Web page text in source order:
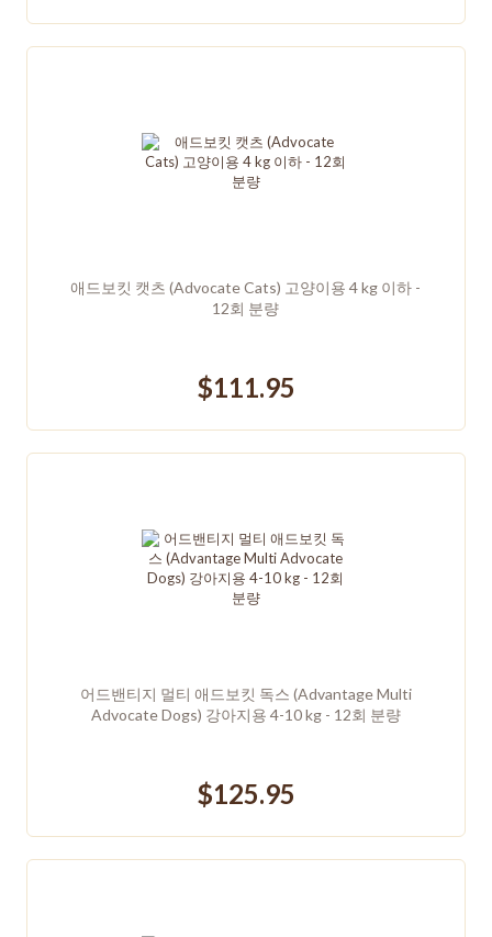
애드보킷 캣츠 (Advocate Cats) 고양이용 4 kg 이하 -
12회 분량
$111.95
어드밴티지 멀티 애드보킷 독스 (Advantage Multi
Advocate Dogs) 강아지용 4-10 kg - 12회 분량
$125.95